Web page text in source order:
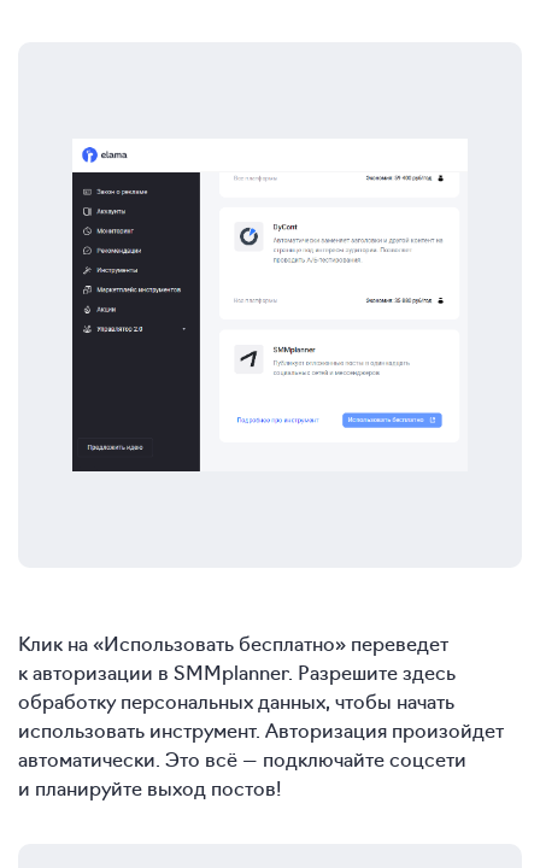
Клик на «Использовать бесплатно» переведет
к авторизации в SMMplanner. Разрешите здесь
обработку персональных данных, чтобы начать
использовать инструмент. Авторизация произойдет
автоматически. Это всё — подключайте соцсети
и планируйте выход постов!